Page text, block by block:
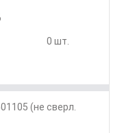
0 шт.
(не сверл.